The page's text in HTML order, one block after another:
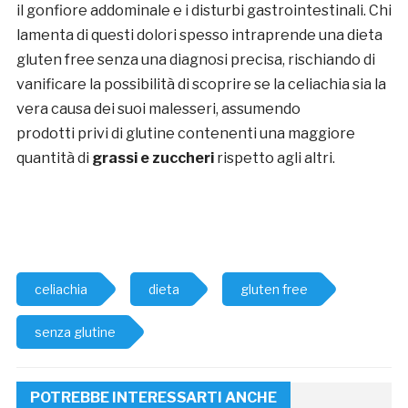
il gonfiore addominale e i disturbi gastrointestinali. Chi
lamenta di questi dolori spesso intraprende una dieta
gluten free senza una diagnosi precisa, rischiando di
vanificare la possibilità di scoprire se la celiachia sia la
vera causa dei suoi malesseri, assumendo
prodotti privi di glutine contenenti una maggiore
quantità di grassi e zuccheririspetto agli altri.
celiachia dieta gluten free
senza glutine
POTREBBE INTERESSARTI ANCHE